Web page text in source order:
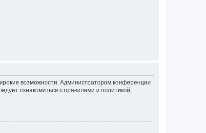
возможности. Администратором конференции
ознакомиться с правилами и политикой,